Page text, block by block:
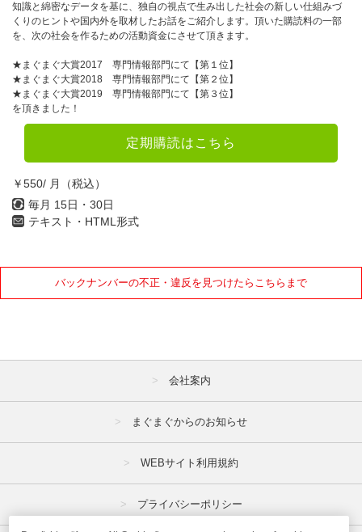
知識と綿密なデータを基に、独自の視点で生み出した社会の新しい仕組みづ
くりのヒントや国内外を取材したお話をご紹介します。頂いた購読料の一部
を、次の社会を作るための活動資金にさせて頂きます。
★まぐまぐ大賞2017 専門情報部門にて【第１位】
★まぐまぐ大賞2018 専門情報部門にて【第２位】
★まぐまぐ大賞2019 専門情報部門にて【第３位】
を頂きました！
定期購読はこちら
￥550/ 月（税込）
毎月 15日・30日
テキスト・HTML形式
バックナンバーの不正・違反を見つけたらこちらまで
会社案内
まぐまぐからのお知らせ
WEBサイト利用規約
プライバシーポリシー